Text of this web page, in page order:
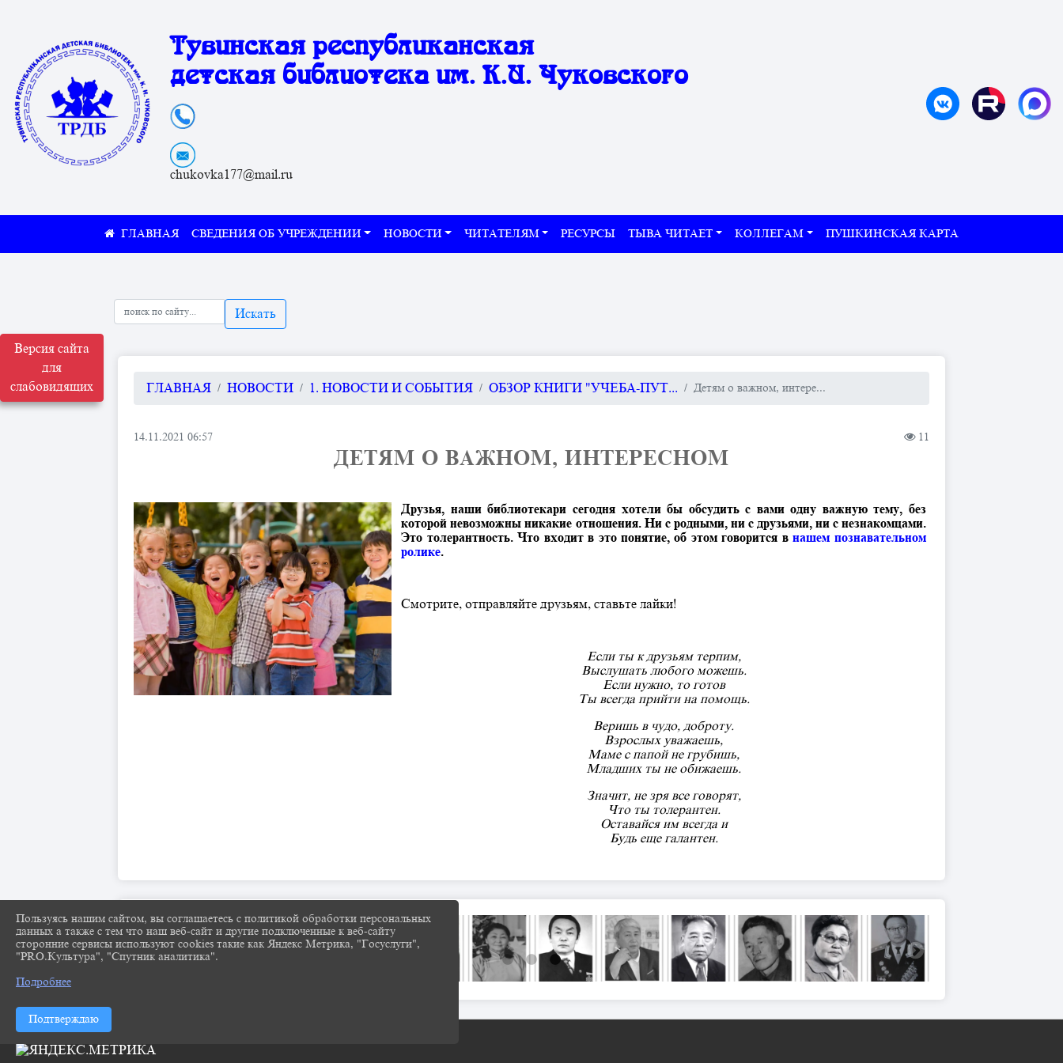
Версия сайта
для
слабовидящих
Тувинская республиканская
детская библиотека им. К.И. Чуковского
chukovka177@mail.ru
СВЕДЕНИЯ ОБ УЧРЕЖДЕНИИ НОВОСТИ ЧИТАТЕЛЯМ РЕСУРСЫ ТЫВА ЧИТАЕТ КОЛЛЕГАМ ПУШКИНСКАЯ КАРТА
Искать
ГЛАВНАЯ НОВОСТИ 1. НОВОСТИ И СОБЫТИЯ ОБЗОР КНИГИ "УЧЕБА-ПУТ... Детям о важном, интере...
14.11.2021 06:57 11
ДЕТЯМ О ВАЖНОМ, ИНТЕРЕСНОМ
Друзья, наши библиотекари сегодня хотели бы обсудить с вами одну важную тему, без
которой невозможны никакие отношения. Ни с родными, ни с друзьями, ни с незнакомцами.
Это толерантность. Что входит в это понятие, об этом говорится внашем познавательном
ролике.
Смотрите, отправляйте друзьям, ставьте лайки!
Если ты к друзьям терпим,
Выслушать любого можешь.
Если нужно, то готов
Ты всегда прийти на помощь.
Веришь в чудо, доброту.
Взрослых уважаешь,
Маме с папой не грубишь,
Младших ты не обижаешь.
Значит, не зря все говорят,
Что ты толерантен.
Оставайся им всегда и
Будь еще галантен.
Пользуясь нашим сайтом, вы соглашаетесь с политикой обработки персональных
данных а также с тем что наш веб-сайт и другие подключенные к веб-сайту
сторонние сервисы используют cookies такие как Яндекс Метрика, "Госуслуги",
"PRO.Культура", "Спутник аналитика".
Подробнее
Подтверждаю